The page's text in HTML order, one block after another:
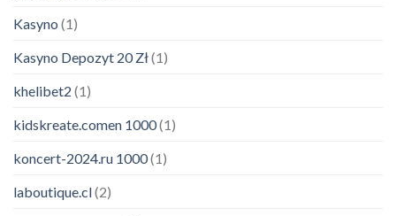
Kasyno (1)
Kasyno Depozyt 20 Zł(1)
khelibet2 (1)
kidskreate.comen 1000(1)
koncert-2024.ru 1000(1)
laboutique.cl(2)